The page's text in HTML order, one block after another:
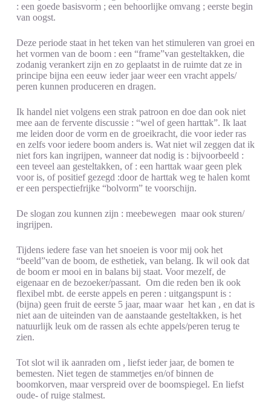
: een goede basisvorm ; een behoorlijke omvang ; eerste begin
van oogst.
Deze periode staat in het teken van het stimuleren van groei en
het vormen van de boom : een “frame”van gesteltakken, die
zodanig verankert zijn en zo geplaatst in de ruimte dat ze in
principe bijna een eeuw ieder jaar weer een vracht appels/
peren kunnen produceren en dragen.
Ik handel niet volgens een strak patroon en doe dan ook niet
mee aan de fervente discussie : “wel of geen harttak”. Ik laat
me leiden door de vorm en de groeikracht, die voor ieder ras
en zelfs voor iedere boom anders is. Wat niet wil zeggen dat ik
niet fors kan ingrijpen, wanneer dat nodig is : bijvoorbeeld :
een teveel aan gesteltakken, of : een harttak waar geen plek
voor is, of positief gezegd :door de harttak weg te halen komt
er een perspectiefrijke “bolvorm” te voorschijn.
De slogan zou kunnen zijn : meebewegen maar ook sturen/
ingrijpen.
Tijdens iedere fase van het snoeien is voor mij ook het
“beeld”van de boom, de esthetiek, van belang. Ik wil ook dat
de boom er mooi en in balans bij staat. Voor mezelf, de
eigenaar en de bezoeker/passant. Om die reden ben ik ook
flexibel mbt. de eerste appels en peren : uitgangspunt is :
(bijna) geen fruit de eerste 5 jaar, maar waar het kan , en dat is
niet aan de uiteinden van de aanstaande gesteltakken, is het
natuurlijk leuk om de rassen als echte appels/peren terug te
zien.
Tot slot wil ik aanraden om , liefst ieder jaar, de bomen te
bemesten. Niet tegen de stammetjes en/of binnen de
boomkorven, maar verspreid over de boomspiegel. En liefst
oude- of ruige stalmest.